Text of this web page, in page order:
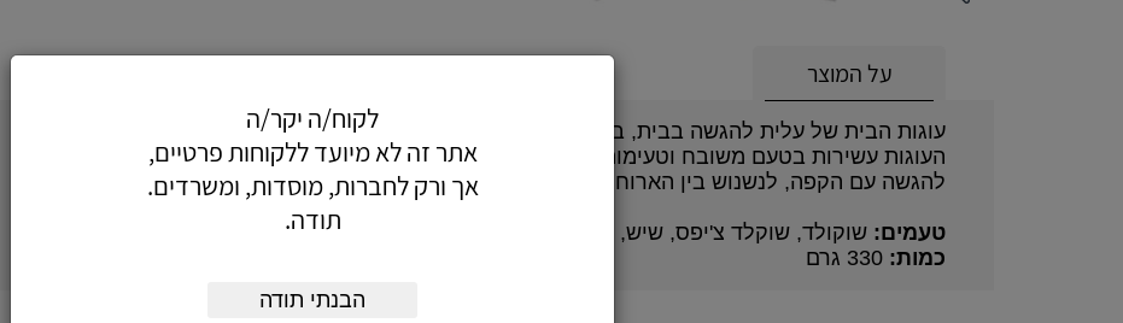
על המוצר
עוגות הבית של עלית להגשה בבית, במשרד, בימי הולדת ועוד...
העוגות עשירות בטעם משובח וטעימות תמיד.
להגשה עם הקפה, לנשנוש בין הארוחות ולקינוח כשבא משהו מתוק.
טעמים: שוקולד, שוקלד צ'יפס, שיש, רולדת שוקולד, בראוניס שוקולד.
כמות:
לקוח/ה יקר/ה
אתר זה לא מיועד ללקוחות פרטיים,
אך ורק לחברות, מוסדות, ומשרדים.
תודה.
הבנתי תודה